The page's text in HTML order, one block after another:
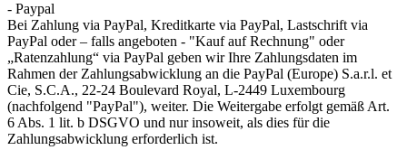
- Paypal
Bei Zahlung via PayPal, Kreditkarte via PayPal, Lastschrift via
PayPal oder – falls angeboten - "Kauf auf Rechnung" oder
„Ratenzahlung“ via PayPal geben wir Ihre Zahlungsdaten im
Rahmen der Zahlungsabwicklung an die PayPal (Europe) S.a.r.l. et
Cie, S.C.A., 22-24 Boulevard Royal, L-2449 Luxembourg
(nachfolgend "PayPal"), weiter. Die Weitergabe erfolgt gemäß Art.
6 Abs. 1 lit. b DSGVO und nur insoweit, als dies für die
Zahlungsabwicklung erforderlich ist.